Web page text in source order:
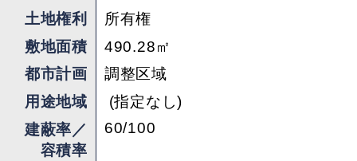
土地権利
所有権
敷地面積
490.28㎡
都市計画
調整区域
用途地域
(指定なし)
建蔽率／
容積率
60/100